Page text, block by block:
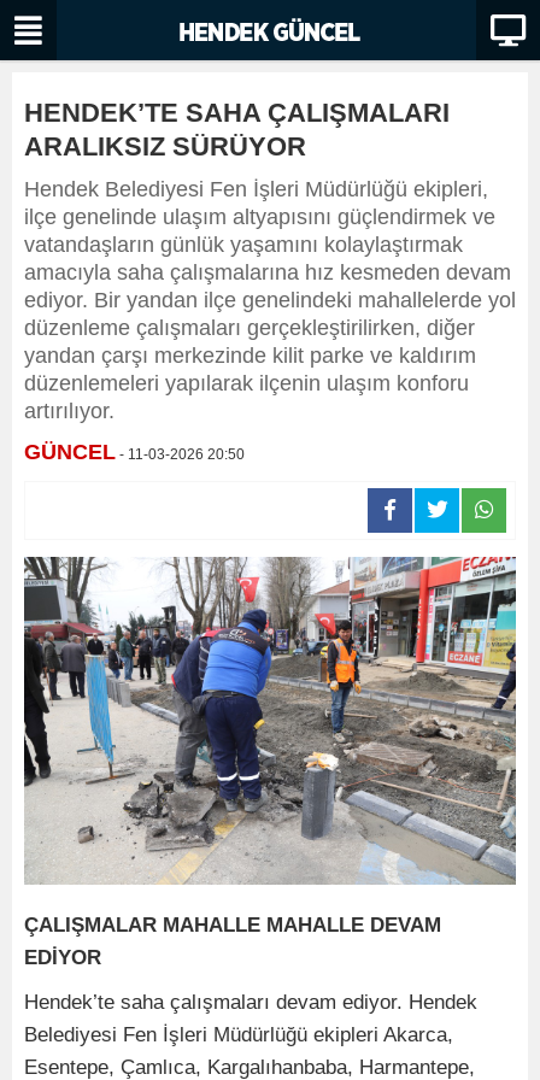
HENDEK’TE SAHA ÇALIŞMALARI
ARALIKSIZ SÜRÜYOR
Hendek Belediyesi Fen İşleri Müdürlüğü ekipleri,
ilçe genelinde ulaşım altyapısını güçlendirmek ve
vatandaşların günlük yaşamını kolaylaştırmak
amacıyla saha çalışmalarına hız kesmeden devam
ediyor. Bir yandan ilçe genelindeki mahallelerde yol
düzenleme çalışmaları gerçekleştirilirken, diğer
yandan çarşı merkezinde kilit parke ve kaldırım
düzenlemeleri yapılarak ilçenin ulaşım konforu
artırılıyor.
GÜNCEL - 11-03-2026 20:50
ÇALIŞMALAR MAHALLE MAHALLE DEVAM
EDİYOR
Hendek’te saha çalışmaları devam ediyor. Hendek
Belediyesi Fen İşleri Müdürlüğü ekipleri Akarca,
Esentepe, Çamlıca, Kargalıhanbaba, Harmantepe,